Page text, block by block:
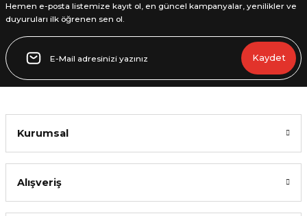
Gönder
Hemen e-posta listemize kayıt ol, en güncel kampanyalar, yenilikler ve
duyuruları ilk öğrenen sen ol.
Kaydet
Kurumsal
Alışveriş